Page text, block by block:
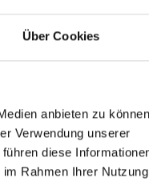
Über Cookies
anbieten zu
Verwendung unserer
diese
Rahmen Ihrer Nutzung
Individuen
zu
müssen,
sodass alle
positive
geeignet ist.
für den Erfolg.